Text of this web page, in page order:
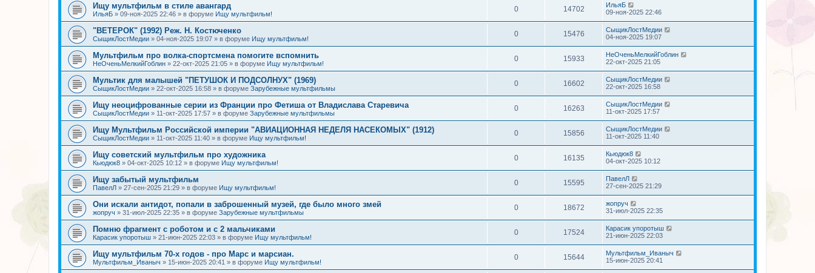
Ищу мультфильм в стиле авангард
ИльяБ » 09-ноя-2025 22:46 » в форуме Ищу мультфильм!
0 14702
ИльяБ
09-ноя-2025 22:46
"ВЕТЕРОК" (1992) Реж. Н. Костюченко
СыщикЛостМедии » 04-ноя-2025 19:07 » в форуме Ищу мультфильм!
0 15476
СыщикЛостМедии
04-ноя-2025 19:07
Мультфильм про волка-спортсмена помогите вспомнить
НеОченьМелкийГоблин » 22-окт-2025 21:05 » в форуме Ищу мультфильм!
0 15933
НеОченьМелкийГоблин
22-окт-2025 21:05
Мультик для малышей "ПЕТУШОК И ПОДСОЛНУХ" (1969)
СыщикЛостМедии » 22-окт-2025 16:58 » в форуме Зарубежные мультфильмы
0 16602
СыщикЛостМедии
22-окт-2025 16:58
Ищу неоцифрованные серии из Франции про Фетиша от Владислава Старевича
СыщикЛостМедии » 11-окт-2025 17:57 » в форуме Зарубежные мультфильмы
0 16263
СыщикЛостМедии
11-окт-2025 17:57
Ищу Мультфильм Российской империи "АВИАЦИОННАЯ НЕДЕЛЯ НАСЕКОМЫХ" (1912)
СыщикЛостМедии » 11-окт-2025 11:40 » в форуме Ищу мультфильм!
0 15856
СыщикЛостМедии
11-окт-2025 11:40
Ищу советский мультфильм про художника
Кьюдюк8 » 04-окт-2025 10:12 » в форуме Ищу мультфильм!
0 16135
Кьюдюк8
04-окт-2025 10:12
Ищу забытый мультфильм
ПавелЛ » 27-сен-2025 21:29 » в форуме Ищу мультфильм!
0 15595
ПавелЛ
27-сен-2025 21:29
Они искали антидот, попали в заброшенный музей, где было много змей
жопруч » 31-июл-2025 22:35 » в форуме Зарубежные мультфильмы
0 18672
жопруч
31-июл-2025 22:35
Помню фрагмент с роботом и с 2 мальчиками
Карасик упоротыш » 21-июн-2025 22:03 » в форуме Ищу мультфильм!
0 17524
Карасик упоротыш
21-июн-2025 22:03
Ищу мультфильм 70-х годов - про Марс и марсиан.
Мультфильм_Иваныч » 15-июн-2025 20:41 » в форуме Ищу мультфильм!
0 15644
Мультфильм_Иваныч
15-июн-2025 20:41